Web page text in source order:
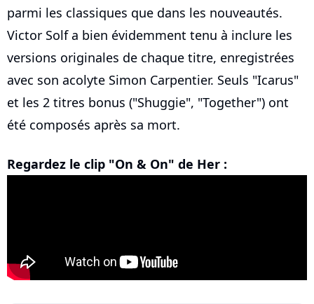
parmi les classiques que dans les nouveautés.
Victor Solf a bien évidemment tenu à inclure les
versions originales de chaque titre, enregistrées
avec son acolyte Simon Carpentier. Seuls "Icarus"
et les 2 titres bonus ("Shuggie", "Together") ont
été composés après sa mort.
Regardez le clip "On & On" de Her :